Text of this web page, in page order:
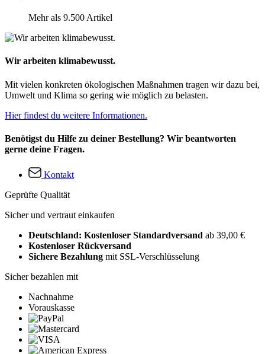
Mehr als 9.500 Artikel
Wir arbeiten klimabewusst.
Mit vielen konkreten ökologischen Maßnahmen tragen wir dazu bei,
Umwelt und Klima so gering wie möglich zu belasten.
Hier findest du weitere Informationen.
Benötigst du Hilfe zu deiner Bestellung? Wir beantworten
gerne deine Fragen.
Kontakt
Geprüfte Qualität
Sicher und vertraut einkaufen
Deutschland: Kostenloser Standardversand ab 39,00 €
Kostenloser Rückversand
Sichere Bezahlung mit SSL-Verschlüsselung
Sicher bezahlen mit
Nachnahme
Vorauskasse